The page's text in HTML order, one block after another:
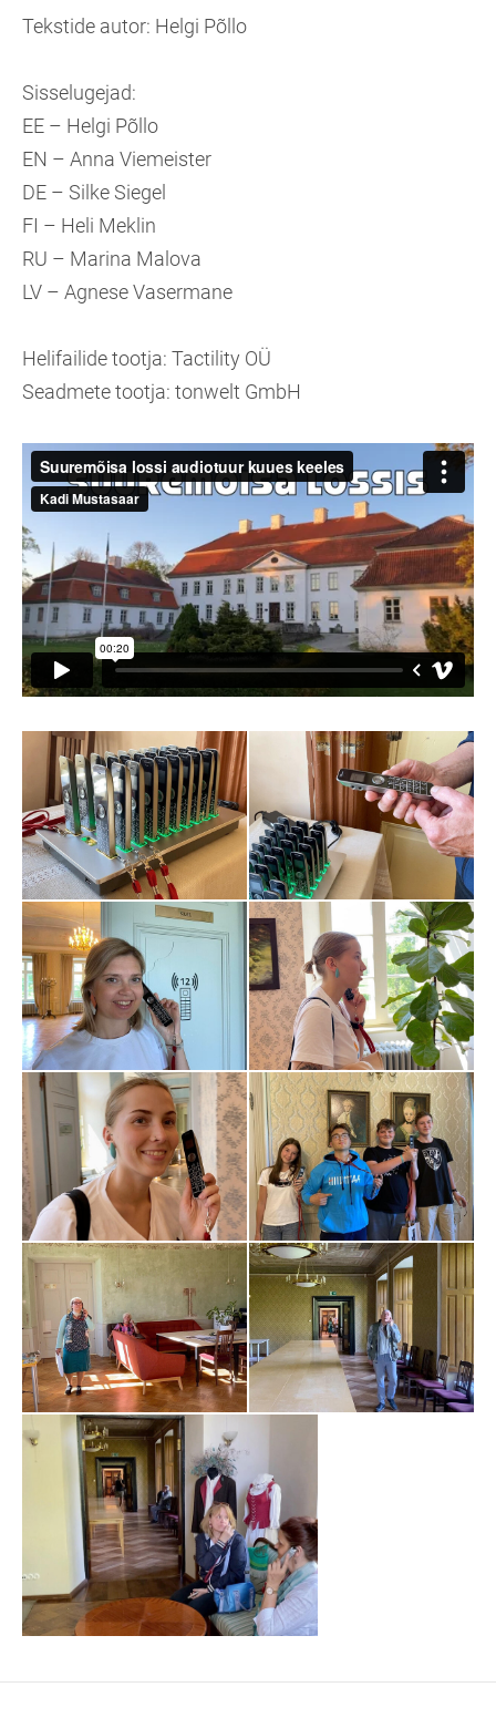
Tekstide autor: Helgi Põllo
Sisselugejad:
EE – Helgi Põllo
EN – Anna Viemeister
DE – Silke Siegel
FI – Heli Meklin
RU – Marina Malova
LV – Agnese Vasermane
Helifailide tootja: Tactility OÜ
Seadmete tootja: tonwelt GmbH